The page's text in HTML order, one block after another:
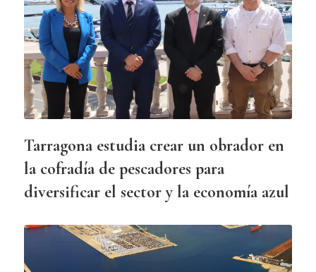
Tarragona estudia crear un obrador en
la cofradía de pescadores para
diversificar el sector y la economía azul